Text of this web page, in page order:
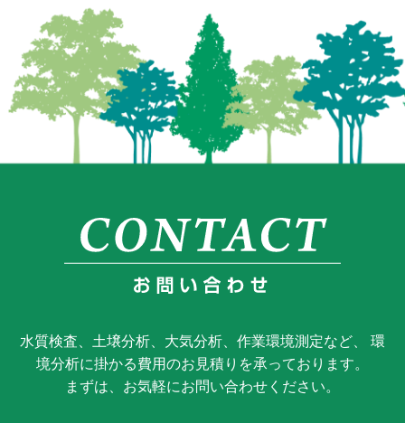
水質検査、土壌分析、大気分析、作業環境測定など、 環
境分析に掛かる費用のお見積りを承っております。
まずは、お気軽にお問い合わせください。